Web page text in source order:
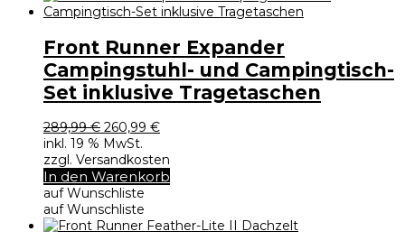
Front Runner Expander
Campingstuhl- und Campingtisch-
Set inklusive Tragetaschen
289,99€ Ursprünglicher
Preis
war:
289,99 €
260,99 €Aktueller
ist:
260,99 €.
inkl. 19 % MwSt.
zzgl. Versandkosten
In den Warenkorb
auf Wunschliste
auf Wunschliste